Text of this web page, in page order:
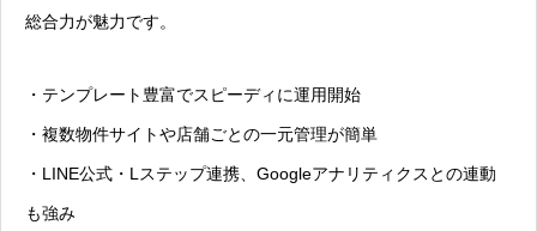
総合力が魅力です。
・テンプレート豊富でスピーディに運用開始
・複数物件サイトや店舗ごとの一元管理が簡単
・LINE公式・Lステップ連携、Googleアナリティクスとの連動
も強み